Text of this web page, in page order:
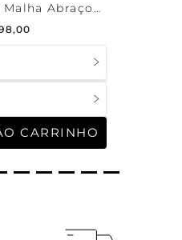
CARRINHO
Abraço
,00